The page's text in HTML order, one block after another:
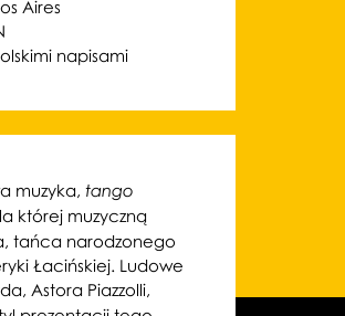
Aires
napisami
muzyka, tango
której muzyczną
tańca narodzonego
Łacińskiej. Ludowe
Astora Piazzolli,